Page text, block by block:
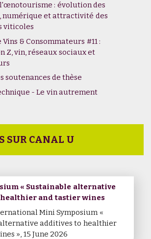
: évolution des
numérique et attractivité des
viticoles
& Consommateurs #11 :
Z, vin, réseaux sociaux et
soutenances de thèse
- Le vin autrement
SUR CANAL U
« Sustainable alternative
and tastier wines
Mini Symposium «
additives to healthier
», 15 June 2026